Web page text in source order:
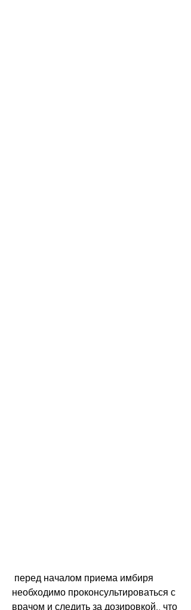
необходимо проконсультироваться с
врачом и следить за дозировкой., что